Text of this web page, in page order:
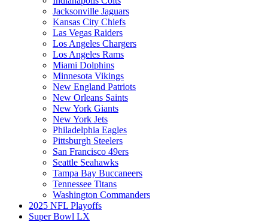
Jacksonville Jaguars
Kansas City Chiefs
Las Vegas Raiders
Los Angeles Chargers
Los Angeles Rams
Miami Dolphins
Minnesota Vikings
New England Patriots
New Orleans Saints
New York Giants
New York Jets
Philadelphia Eagles
Pittsburgh Steelers
San Francisco 49ers
Seattle Seahawks
Tampa Bay Buccaneers
Tennessee Titans
Washington Commanders
2025 NFL Playoffs
Super Bowl LX